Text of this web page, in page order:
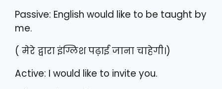
Passive: English would like to be taught by
me.
( मेरे द्वारा इंग्लिश पढ़ाई जाना चाहेगी।)
Active: I would like to invite you.